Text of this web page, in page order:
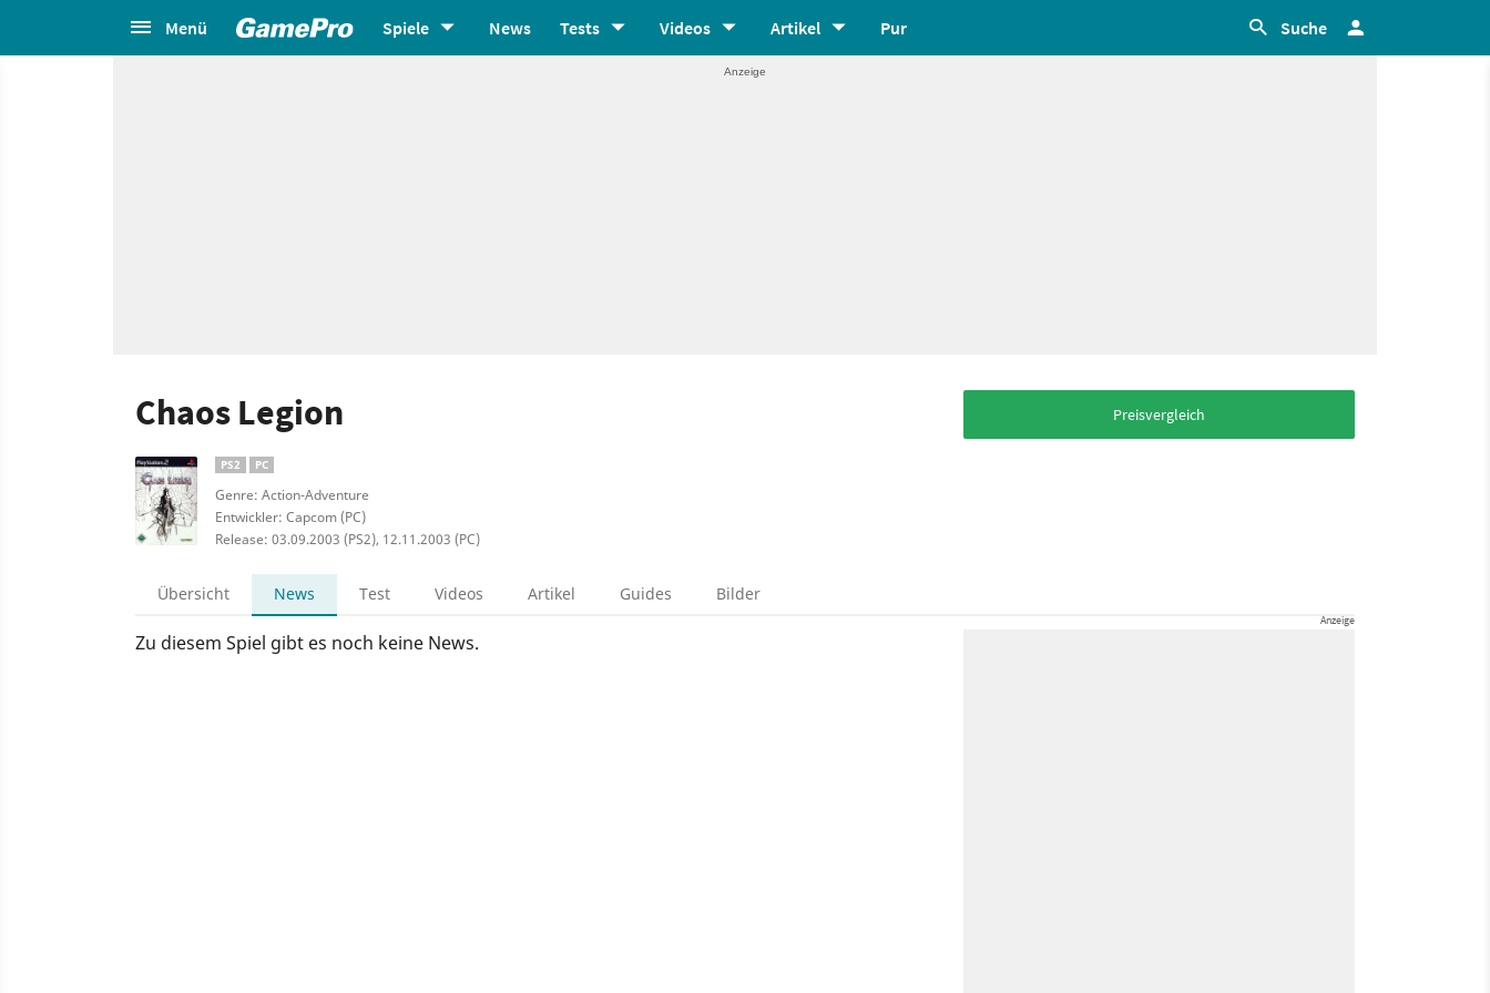
Menü Spiele News Tests Videos Artikel Pur Suche
Chaos Legion
PS2 PC
Genre: Action-Adventure
Entwickler: Capcom (PC)
Release: 03.09.2003 (PS2), 12.11.2003 (PC)
Preisvergleich
Übersicht News Test Videos Artikel Guides Bilder
Zu diesem Spiel gibt es noch keine News.